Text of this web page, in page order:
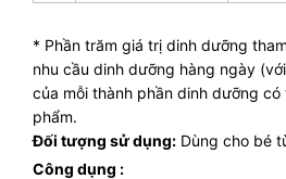
* Phần trăm giá trị dinh dưỡng
nhu cầu dinh dưỡng hàng ngày
của mỗi thành phần dinh dưỡng
phẩm.
Đối tượng sử dụng: Dùng cho bé
Công dụng :